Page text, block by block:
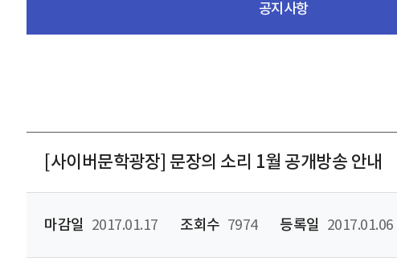
공지사항
[사이버문학광장] 문장의 소리 1월 공개방송 안내
마감일 2017.01.17 조회수 7974 등록일 2017.01.06